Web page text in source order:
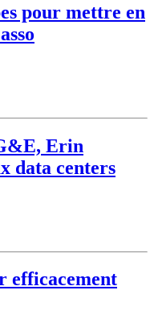
pour mettre en
Erin
data centers
efficacement